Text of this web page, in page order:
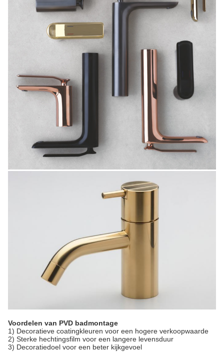
Voordelen van PVD badmontage
1) Decoratieve coatingkleuren voor een hogere verkoopwaarde
2) Sterke hechtingsfilm voor een langere levensduur
3) Decoratiedoel voor een beter kijkgevoel